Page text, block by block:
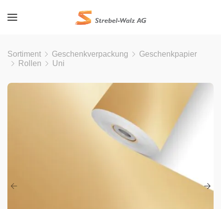
Sortiment Geschenkverpackung
Geschenkpapier
Rollen
Uni